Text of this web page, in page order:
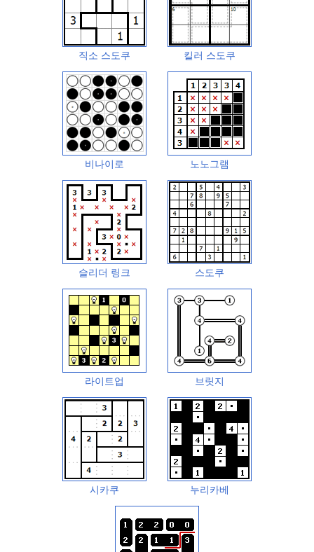
직소 스도쿠 킬러 스도쿠
비나이로 노노그램
슬리더 링크 스도쿠
라이트업 브릿지
시카쿠 누리카베